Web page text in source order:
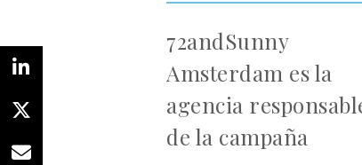
72andSunny
Amsterdam es la
agencia
de la campaña